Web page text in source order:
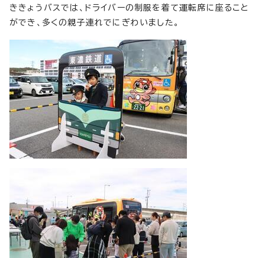
ききょうバスでは、ドライバーの制服を着て運転席に座ること
ができ、多くの親子連れでにぎわいました。